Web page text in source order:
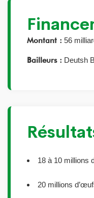
Montant : 56
Bailleurs : Deutsh
18 à 10 millions
20 millions